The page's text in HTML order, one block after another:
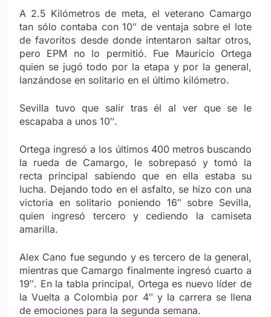
A 2.5 Kilómetros de meta, el veterano Camargo
tan sólo contaba con 10″ de ventaja sobre el lote
de favoritos desde donde intentaron saltar otros,
pero EPM no lo permitió. Fue Mauricio Ortega
quien se jugó todo por la etapa y por la general,
lanzándose en solitario en el último kilómetro.
Sevilla tuvo que salir tras él al ver que se le
escapaba a unos 10″.
Ortega ingresó a los últimos 400 metros buscando
la rueda de Camargo, le sobrepasó y tomó la
recta principal sabiendo que en ella estaba su
lucha. Dejando todo en el asfalto, se hizo con una
victoria en solitario poniendo 16″ sobre Sevilla,
quien ingresó tercero y cediendo la camiseta
amarilla.
Alex Cano fue segundo y es tercero de la general,
mientras que Camargo finalmente ingresó cuarto a
19″. En la tabla principal, Ortega es nuevo líder de
la Vuelta a Colombia por 4″ y la carrera se llena
de emociones para la segunda semana.